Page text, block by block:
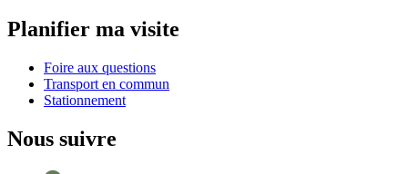
Planifier ma visite
Foire aux questions
Transport en commun
Stationnement
Nous suivre